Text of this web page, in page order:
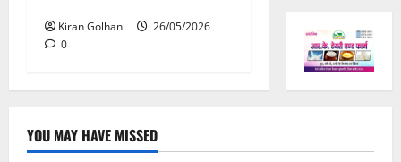
Kiran Golhani
26/05/2026
0
YOU MAY HAVE MISSED